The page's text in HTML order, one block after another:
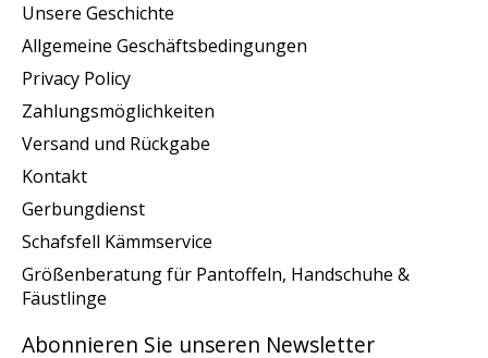
Unsere Geschichte
Allgemeine Geschäftsbedingungen
Privacy Policy
Zahlungsmöglichkeiten
Versand und Rückgabe
Kontakt
Gerbungdienst
Schafsfell Kämmservice
Größenberatung für Pantoffeln, Handschuhe &
Fäustlinge
Abonnieren Sie unseren Newsletter